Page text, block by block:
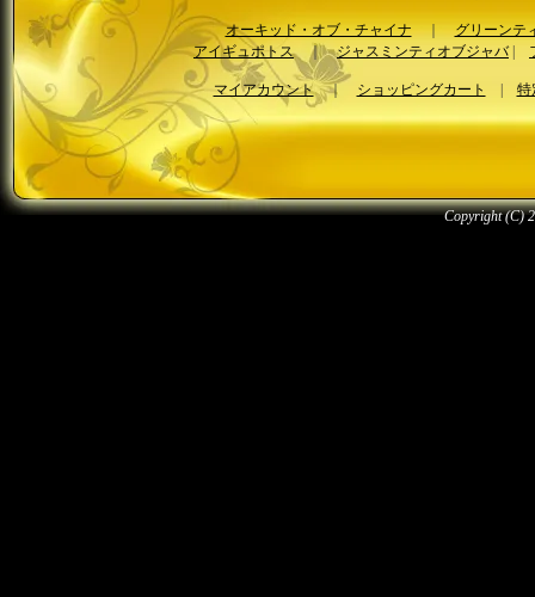
オーキッド・オブ・チャイナ｜グリーンテ
アイギュポトス｜ジャスミンティオブジャバ|
マイアカウント｜ ショッピングカート 特
Copyright (C)